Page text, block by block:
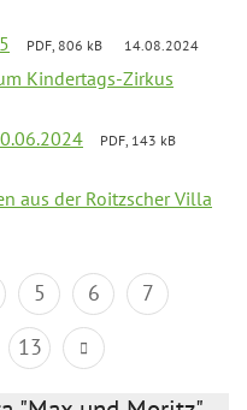
PDF, 806 kB 14.08.2024
Kindertags-Zirkus
PDF, 143 kB
aus der Roitzscher Villa
5 6
7
13